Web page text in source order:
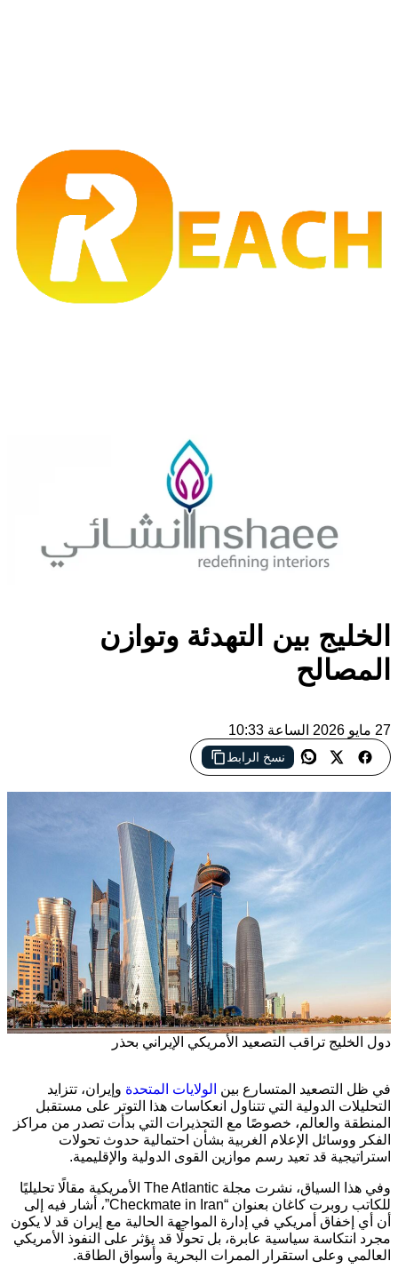
الخليج بين التهدئة وتوازن
المصالح
27 مايو 2026 الساعة 10:33
نسخ الرابط
دول الخليج تراقب التصعيد الأمريكي الإيراني بحذر
في ظل التصعيد المتسارع بين الولايات المتحدة وإيران، تتزايد
التحليلات الدولية التي تتناول انعكاسات هذا التوتر على مستقبل
المنطقة والعالم، خصوصًا مع التحذيرات التي بدأت تصدر من مراكز
الفكر ووسائل الإعلام الغربية بشأن احتمالية حدوث تحولات
استراتيجية قد تعيد رسم موازين القوى الدولية والإقليمية.
وفي هذا السياق، نشرت مجلة The Atlantic الأمريكية مقالًا تحليليًا
للكاتب روبرت كاغان بعنوان “Checkmate in Iran”، أشار فيه إلى
أن أي إخفاق أمريكي في إدارة المواجهة الحالية مع إيران قد لا يكون
مجرد انتكاسة سياسية عابرة، بل تحولًا قد يؤثر على النفوذ الأمريكي
العالمي وعلى استقرار الممرات البحرية وأسواق الطاقة.